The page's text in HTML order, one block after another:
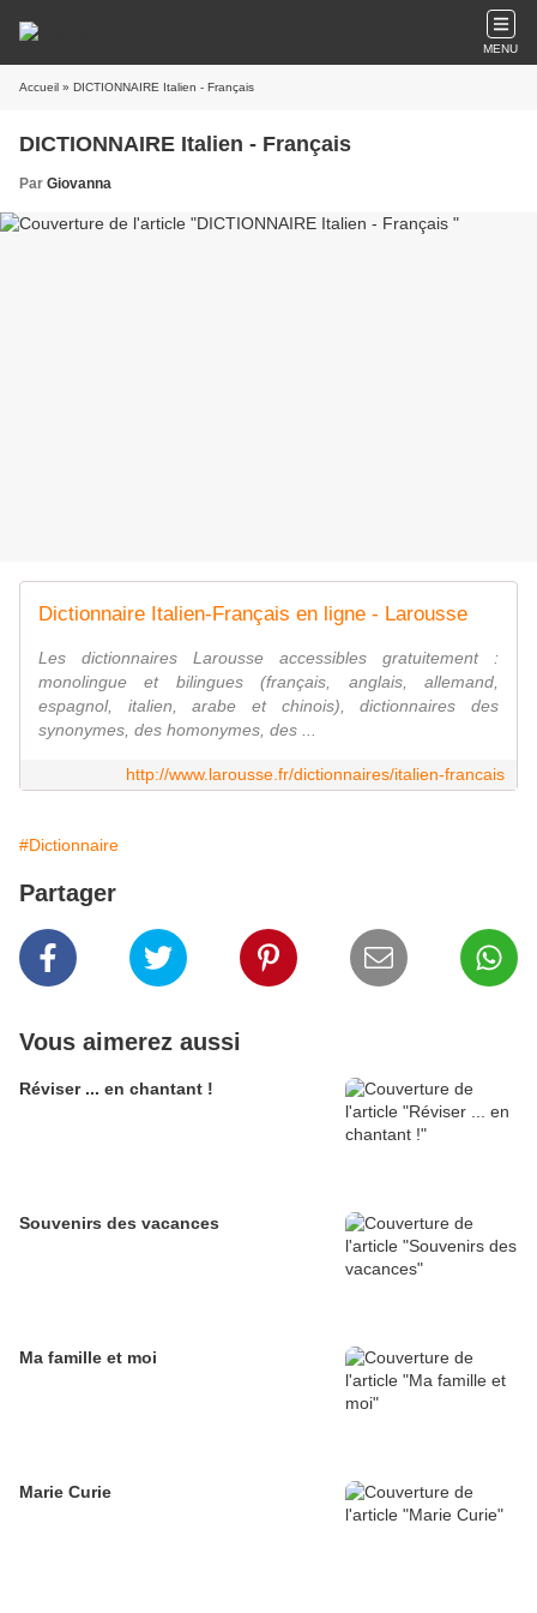
MENU
Accueil » DICTIONNAIRE Italien - Français
DICTIONNAIRE Italien - Français
Par Giovanna
Dictionnaire Italien-Français en ligne - Larousse
Les dictionnaires Larousse accessibles gratuitement :
monolingue et bilingues (français, anglais, allemand,
espagnol, italien, arabe et chinois), dictionnaires des
synonymes, des homonymes, des ...
http://www.larousse.fr/dictionnaires/italien-francais
#Dictionnaire
Partager
Vous aimerez aussi
Réviser ... en chantant !
Souvenirs des vacances
Ma famille et moi
Marie Curie